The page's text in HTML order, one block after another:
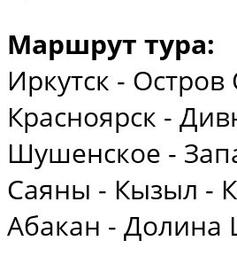
Маршрут тура:
Иркутск -
Красноярск -
Шушенское -
Саяны - Кызыл -
Абакан - Долина